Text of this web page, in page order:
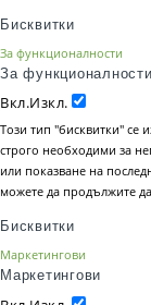
Бисквитки
За функционалности
За функционалности
Вкл.Изкл.
Този тип "бисквитки" се
строго необходими за
или показване на
можете да продължите
Бисквитки
Маркетингови
Маркетингови